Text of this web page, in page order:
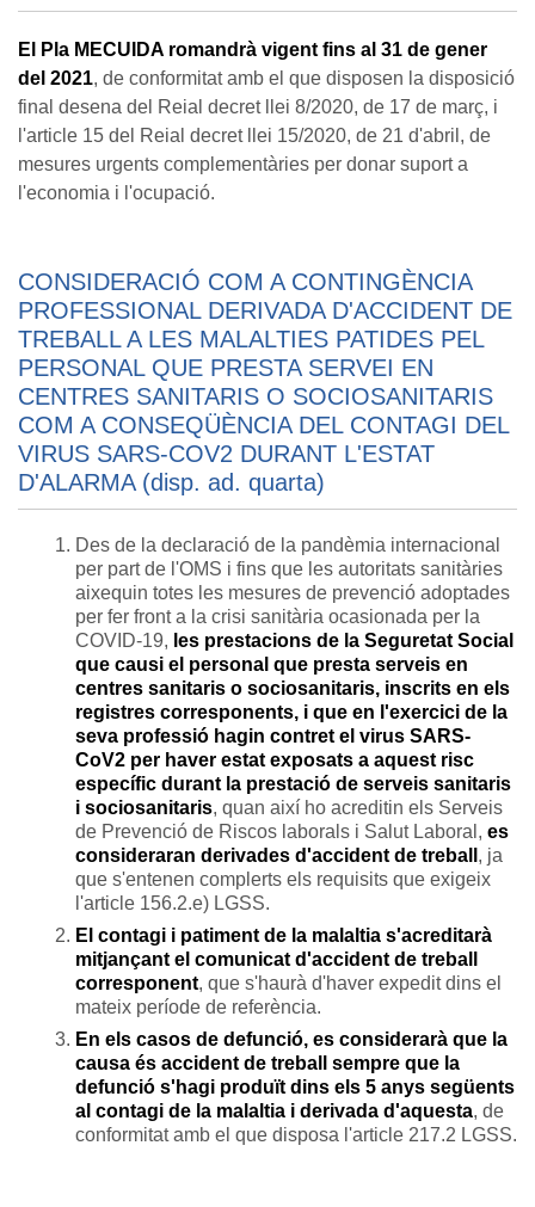
El Pla MECUIDA romandrà vigent fins al 31 de gener
del 2021, de conformitat amb el que disposen la disposició
final desena del Reial decret llei 8/2020, de 17 de març, i
l'article 15 del Reial decret llei 15/2020, de 21 d'abril, de
mesures urgents complementàries per donar suport a
l'economia i l'ocupació.
CONSIDERACIÓ COM A CONTINGÈNCIA
PROFESSIONAL DERIVADA D'ACCIDENT DE
TREBALL A LES MALALTIES PATIDES PEL
PERSONAL QUE PRESTA SERVEI EN
CENTRES SANITARIS O SOCIOSANITARIS
COM A CONSEQÜÈNCIA DEL CONTAGI DEL
VIRUS SARS-COV2 DURANT L'ESTAT
D'ALARMA (disp. ad. quarta)
Des de la declaració de la pandèmia internacional
per part de l'OMS i fins que les autoritats sanitàries
aixequin totes les mesures de prevenció adoptades
per fer front a la crisi sanitària ocasionada per la
COVID-19, les prestacions de la Seguretat Social
que causi el personal que presta serveis en
centres sanitaris o sociosanitaris, inscrits en els
registres corresponents, i que en l'exercici de la
seva professió hagin contret el virus SARS-
CoV2 per haver estat exposats a aquest risc
específic durant la prestació de serveis sanitaris
i sociosanitaris, quan així ho acreditin els Serveis
de Prevenció de Riscos laborals i Salut Laboral, es
consideraran derivades d'accident de treball , ja
que s'entenen complerts els requisits que exigeix
l'article 156.2.e) LGSS.
El contagi i patiment de la malaltia s'acreditarà
mitjançant el comunicat d'accident de treball
corresponent, que s'haurà d'haver expedit dins el
mateix període de referència.
En els casos de defunció, es considerarà que la
causa és accident de treball sempre que la
defunció s'hagi produït dins els 5 anys següents
al contagi de la malaltia i derivada d'aquesta, de
conformitat amb el que disposa l'article 217.2 LGSS.